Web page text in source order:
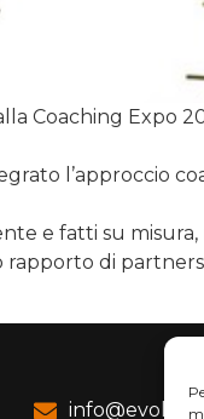
Expo
l’approccio
e fatti su
di